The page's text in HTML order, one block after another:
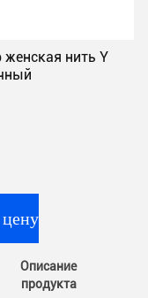
нить Y
Описание
продукта